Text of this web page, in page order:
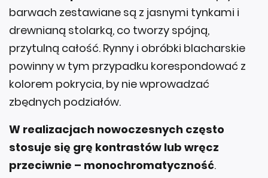
barwach zestawiane są z jasnymi tynkami i
drewnianą stolarką, co tworzy spójną,
przytulną całość. Rynny i obróbki blacharskie
powinny w tym przypadku korespondować z
kolorem pokrycia, by nie wprowadzać
zbędnych podziałów.
W realizacjach nowoczesnych często
stosuje się grę kontrastów lub wręcz
przeciwnie – monochromatyczność.